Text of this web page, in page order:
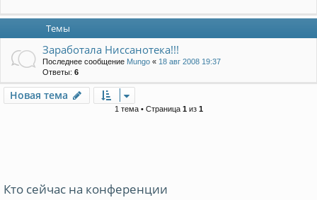
Темы
Заработала Ниссанотека!!!
Последнее сообщение Mungo « 18 авг 2008 19:37
Ответы: 6
Новая тема
1 тема • Страница 1из 1
Кто сейчас на конференции